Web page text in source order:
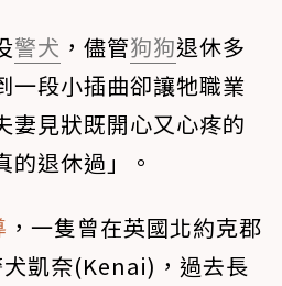
警犬 ，儘管狗狗退休多
一段小插曲卻讓牠職業
妻見狀既開心又心疼的
的退休過」。
，一隻曾在英國北約克郡
凱奈(Kenai)，過去長